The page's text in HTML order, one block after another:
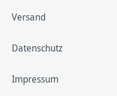
Versand
Datenschutz
Impressum